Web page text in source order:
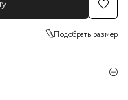
Подобрать размер